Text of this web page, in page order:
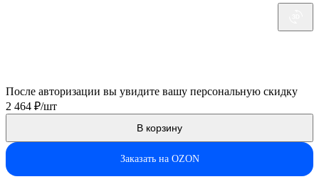
После авторизации вы увидите вашу персональную скидку
2 464 ₽/шт
В корзину
Заказать на OZON